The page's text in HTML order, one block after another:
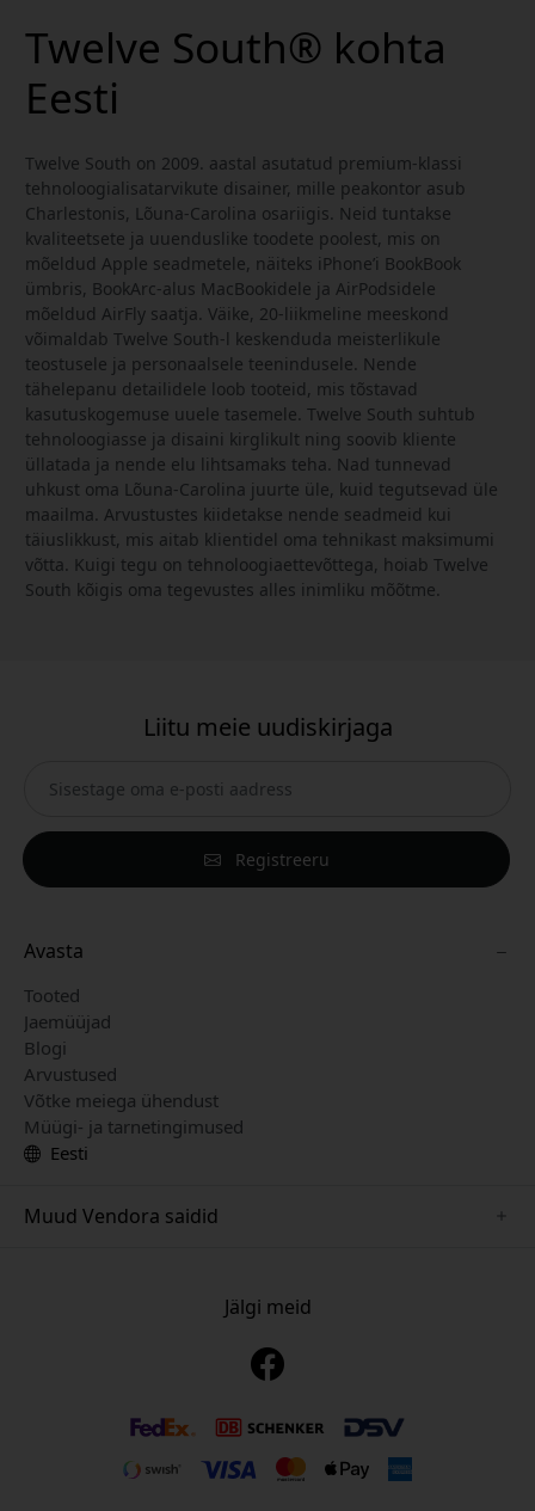
Twelve South® kohta
Eesti
Twelve South on 2009. aastal asutatud premium-klassi
tehnoloogialisatarvikute disainer, mille peakontor asub
Charlestonis, Lõuna-Carolina osariigis. Neid tuntakse
kvaliteetsete ja uuenduslike toodete poolest, mis on
mõeldud Apple seadmetele, näiteks iPhone’i BookBook
ümbris, BookArc-alus MacBookidele ja AirPodsidele
mõeldud AirFly saatja. Väike, 20-liikmeline meeskond
võimaldab Twelve South-l keskenduda meisterlikule
teostusele ja personaalsele teenindusele. Nende
tähelepanu detailidele loob tooteid, mis tõstavad
kasutuskogemuse uuele tasemele. Twelve South suhtub
tehnoloogiasse ja disaini kirglikult ning soovib kliente
üllatada ja nende elu lihtsamaks teha. Nad tunnevad
uhkust oma Lõuna-Carolina juurte üle, kuid tegutsevad üle
maailma. Arvustustes kiidetakse nende seadmeid kui
täiuslikkust, mis aitab klientidel oma tehnikast maksimumi
võtta. Kuigi tegu on tehnoloogiaettevõttega, hoiab Twelve
South kõigis oma tegevustes alles inimliku mõõtme.
Liitu meie uudiskirjaga
Registreeru
Avasta
Tooted
Jaemüüjad
Blogi
Arvustused
Võtke meiega ühendust
Müügi- ja tarnetingimused
Eesti
Muud Vendora saidid
www.pipetto.se
Jälgi meid